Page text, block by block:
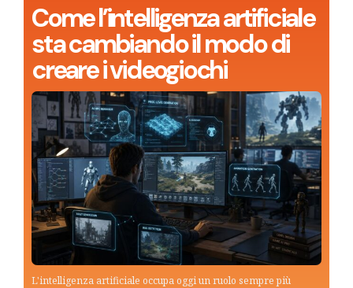
Come l’intelligenza artificiale
sta cambiando il modo di
creare i videogiochi
L'intelligenza artificiale occupa oggi un ruolo sempre più